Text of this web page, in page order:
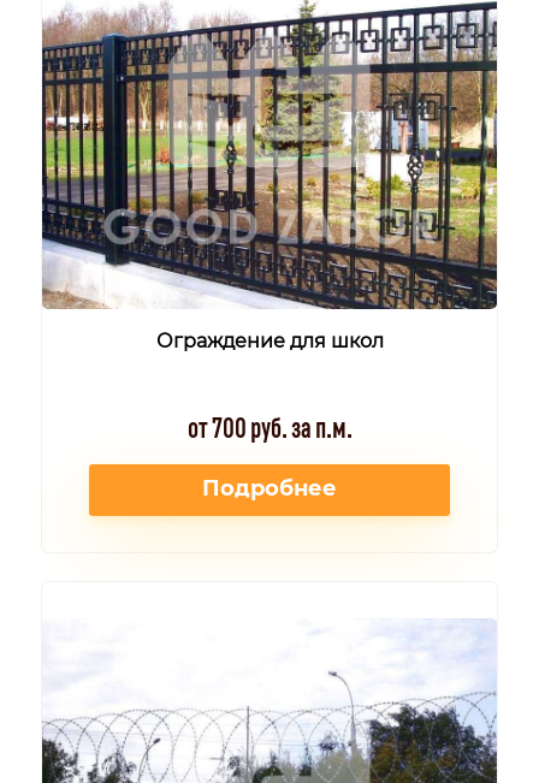
Ограждение для школ
от 700 руб. за п.м.
Подробнее